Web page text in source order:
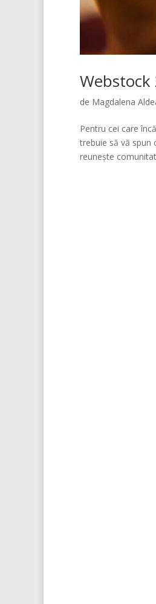
Webstock
de Magdalena
Pentru cei care
trebuie să vă spun
reunește